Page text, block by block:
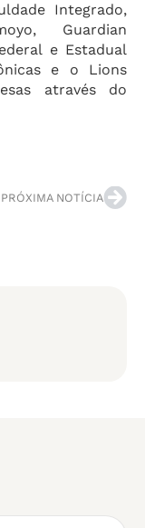
Integrado,
Guardian
e Estadual
e o Lions
através do
PRÓXIMA NOTÍCIA